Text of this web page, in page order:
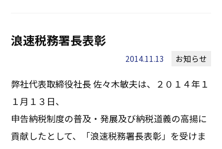
浪速税務署長表彰
2014.11.13 お知らせ
弊社代表取締役社長 佐々木敏夫は、２０１４年１
１月１３日、
申告納税制度の普及・発展及び納税道義の高揚に
貢献したとして、「浪速税務署長表彰」を受けま